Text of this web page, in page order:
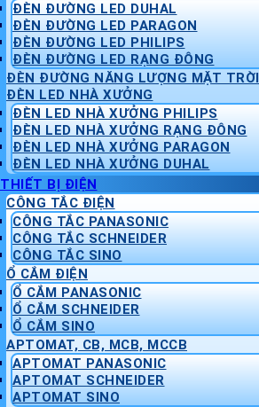
ĐÈN ĐƯỜNG LED DUHAL
ĐÈN ĐƯỜNG LED PARAGON
ĐÈN ĐƯỜNG LED PHILIPS
ĐÈN ĐƯỜNG LED RẠNG ĐÔNG
ĐÈN ĐƯỜNG NĂNG LƯỢNG MẶT TRỜI
ĐÈN LED NHÀ XƯỞNG
ĐÈN LED NHÀ XƯỞNG PHILIPS
ĐÈN LED NHÀ XƯỞNG RẠNG ĐÔNG
ĐÈN LED NHÀ XƯỞNG PARAGON
ĐÈN LED NHÀ XƯỞNG DUHAL
THIẾT BỊ ĐIỆN
CÔNG TẮC ĐIỆN
CÔNG TẮC PANASONIC
CÔNG TẮC SCHNEIDER
CÔNG TẮC SINO
Ổ CẮM ĐIỆN
Ổ CẮM PANASONIC
Ổ CẮM SCHNEIDER
Ổ CẮM SINO
APTOMAT, CB, MCB, MCCB
APTOMAT PANASONIC
APTOMAT SCHNEIDER
APTOMAT SINO